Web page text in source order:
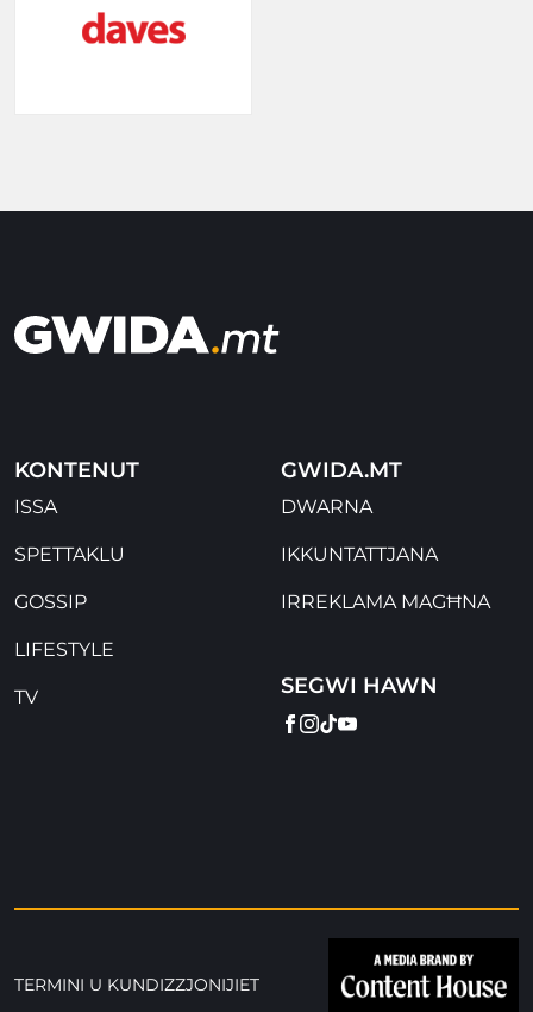
KONTENUT
ISSA
SPETTAKLU
GOSSIP
LIFESTYLE
TV
GWIDA.MT
DWARNA
IKKUNTATTJANA
IRREKLAMA MAGĦNA
SEGWI HAWN
FACEBOOK
INSTAGRAM
TIKTOK
YOUTUBE
TERMINI U KUNDIZZJONIJIET